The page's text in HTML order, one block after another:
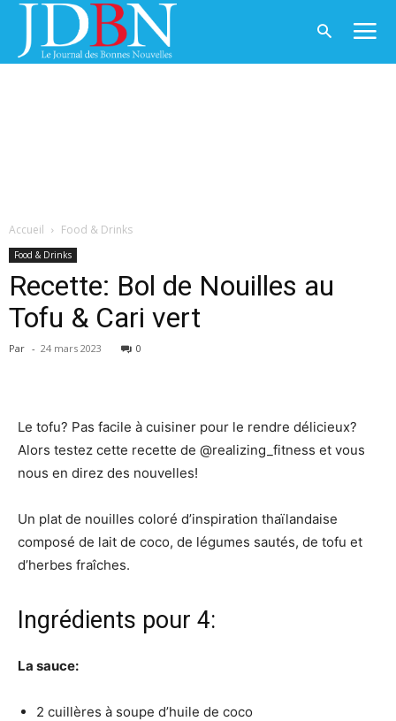
Accueil Food & Drinks
Food & Drinks
Recette: Bol de Nouilles au
Tofu & Cari vert
Par - 24 mars 2023 0
Le tofu? Pas facile à cuisiner pour le rendre délicieux?
Alors testez cette recette de @realizing_fitness et vous
nous en direz des nouvelles!
Un plat de nouilles coloré d’inspiration thaïlandaise
composé de lait de coco, de légumes sautés, de tofu et
d’herbes fraîches.
Ingrédients pour 4:
La sauce:
2 cuillères à soupe d’huile de coco